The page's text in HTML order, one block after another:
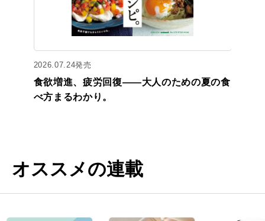
2026.07.24発売
食欲増進、疲労回復——大人のための夏の食
べ方まるわかり。
オススメの連載